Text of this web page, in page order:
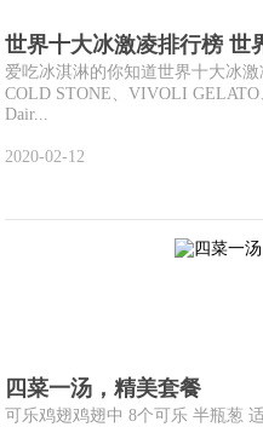
世界十大冰激凌排行榜 世
爱吃冰淇淋的你知道世界十大冰
COLD STONE、VIVOLI GELATO
Dair...
2020-02-12
四菜一汤，精美套餐
可乐鸡翅鸡翅中 8个可乐 半瓶葱